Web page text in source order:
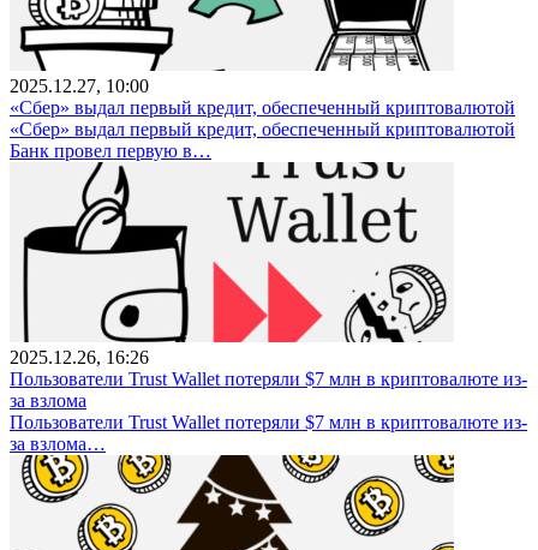
2025.12.27, 10:00
«Сбер» выдал первый кредит, обеспеченный криптовалютой
«Сбер» выдал первый кредит, обеспеченный криптовалютой
Банк провел первую в…
2025.12.26, 16:26
Пользователи Trust Wallet потеряли $7 млн в криптовалюте из-
за взлома
Пользователи Trust Wallet потеряли $7 млн в криптовалюте из-
за взлома…